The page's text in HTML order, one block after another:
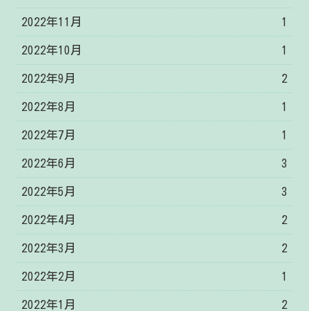
2022年11月 1
2022年10月 1
2022年9月 2
2022年8月 1
2022年7月 1
2022年6月 3
2022年5月 3
2022年4月 2
2022年3月 2
2022年2月 1
2022年1月 2